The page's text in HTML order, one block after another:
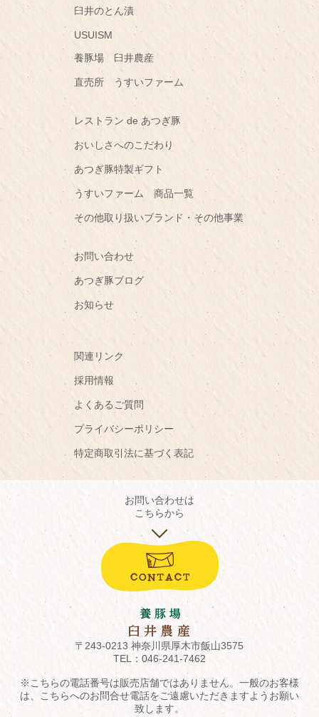
臼井のとん漬
USUISM
養豚場 臼井農産
直売所 うすいファーム
レストラン de あつぎ豚
おいしさへのこだわり
あつぎ豚特製ギフト
うすいファーム 商品一覧
その他取り扱いブランド・その他事業
お問い合わせ
あつぎ豚ブログ
お知らせ
関連リンク
採用情報
よくあるご質問
プライバシーポリシー
特定商取引法に基づく表記
お問い合わせは
こちらから
〒243-0213 神奈川県厚木市飯山3575
TEL： 046-241-7462
※こちらの電話番号は販売店舗ではありません。一般のお客様
は、こちらへのお問合せ電話をご遠慮いただきますようお願い
致します。